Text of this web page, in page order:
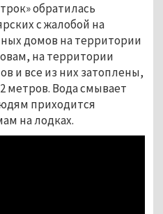
обратилась
с жалобой на
домов на территории
на территории
и все из них затоплены,
метров. Вода смывает
приходится
на лодках.